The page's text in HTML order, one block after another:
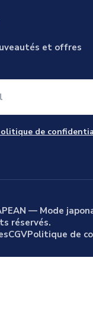
et offres
de
— Mode
réservés.
CGVPolitique de